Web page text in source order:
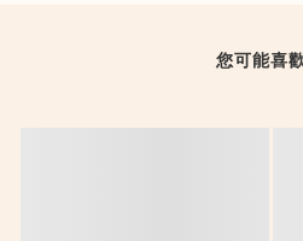
您可能喜